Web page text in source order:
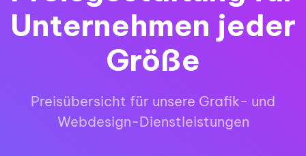
Unternehmen jeder
Größe
Preisübersicht für unsere Grafik- und
Webdesign-Dienstleistungen